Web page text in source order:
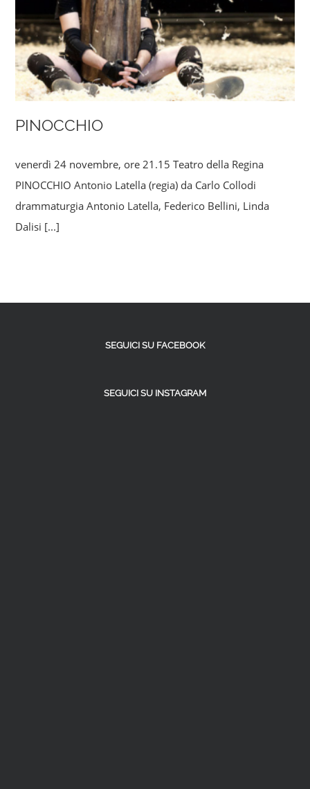
PINOCCHIO
venerdì 24 novembre, ore 21.15 Teatro della Regina
PINOCCHIO Antonio Latella (regia) da Carlo Collodi
drammaturgia Antonio Latella, Federico Bellini, Linda
Dalisi [...]
SEGUICI SU FACEBOOK
SEGUICI SU INSTAGRAM